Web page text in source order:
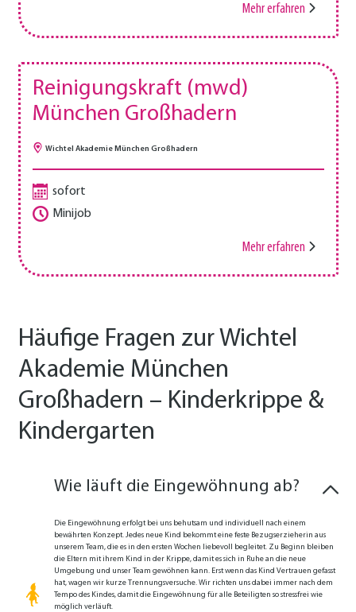
Mehr erfahren
Reinigungskraft (mwd)
München Großhadern
Wichtel Akademie München Großhadern
sofort
Minijob
Mehr erfahren
Häufige Fragen zur Wichtel
Akademie München
Großhadern – Kinderkrippe &
Kindergarten
Wie läuft die Eingewöhnung ab?
Die Eingewöhnung erfolgt bei uns behutsam und individuell nach einem
bewährten Konzept. Jedes neue Kind bekommt eine feste Bezugserzieherin aus
unserem Team, die es in den ersten Wochen liebevoll begleitet. Zu Beginn bleiben
die Eltern mit ihrem Kind in der Krippe, damit es sich in Ruhe an die neue
Umgebung und unser Team gewöhnen kann. Erst wenn das Kind Vertrauen gefasst
hat, wagen wir kurze Trennungsversuche. Wir richten uns dabei immer nach dem
Tempo des Kindes, damit die Eingewöhnung für alle Beteiligten so stressfrei wie
möglich verläuft.